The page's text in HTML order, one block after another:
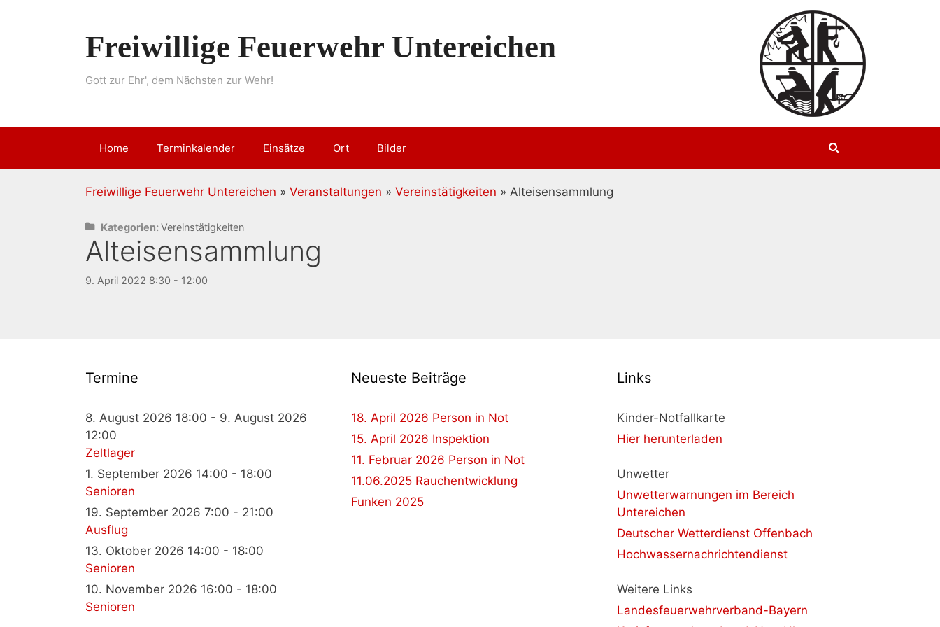
Freiwillige Feuerwehr Untereichen
Gott zur Ehr', dem Nächsten zur Wehr!
Home Terminkalender Einsätze Ort Bilder
Freiwillige Feuerwehr Untereichen » Veranstaltungen » Vereinstätigkeiten » Alteisensammlung
Kategorien:Vereinstätigkeiten
Alteisensammlung
9. April 2022 8:30 - 12:00
Termine
8. August 2026 18:00 - 9. August 2026
12:00
Zeltlager
1. September 2026 14:00 - 18:00
Senioren
19. September 2026 7:00 - 21:00
Ausflug
13. Oktober 2026 14:00 - 18:00
Senioren
10. November 2026 16:00 - 18:00
Senioren
Neueste Beiträge
18. April 2026 Person in Not
15. April 2026 Inspektion
11. Februar 2026 Person in Not
11.06.2025 Rauchentwicklung
Funken 2025
Links
Kinder-Notfallkarte
Hier herunterladen
Unwetter
Unwetterwarnungen im Bereich
Untereichen
Deutscher Wetterdienst Offenbach
Hochwassernachrichtendienst
Weitere Links
Landesfeuerwehrverband-Bayern